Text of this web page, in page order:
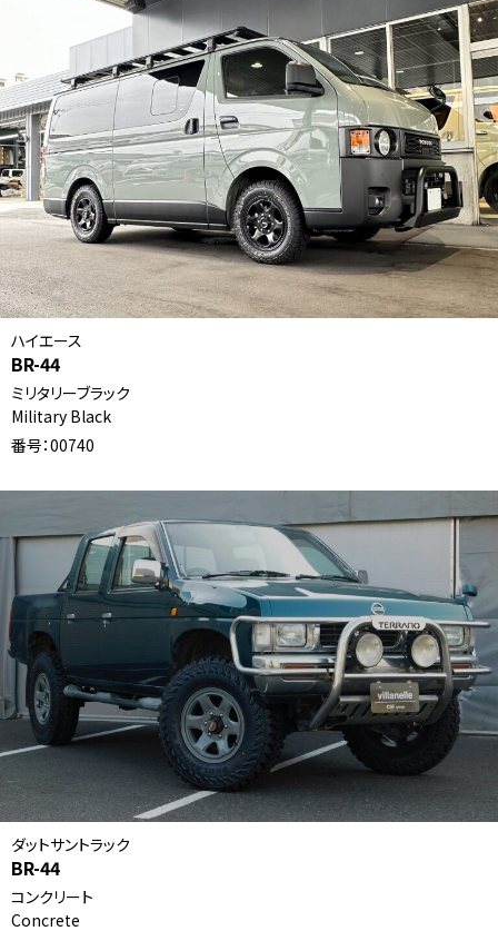
ハイエース
BR-44
ミリタリーブラック
Military Black
番号：00740
ダットサントラック
BR-44
コンクリート
Concrete